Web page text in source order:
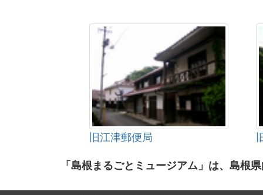
旧江津郵便局
「島根まるごとミュージアム」は、島根